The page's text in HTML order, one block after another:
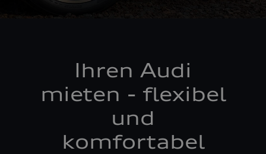
Ihren Audi
mieten - flexibel
und
komfortabel